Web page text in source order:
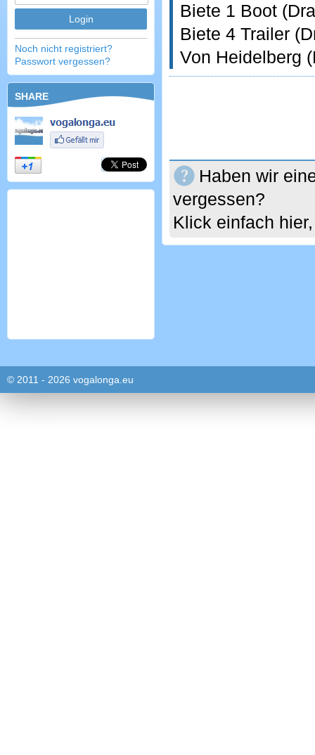
Noch nicht registriert?
Passwort vergessen?
SHARE
Biete 1 Boot
Biete 4 Trailer
Von Heidelberg
Haben wir
vergessen?
Klick einfach
© 2011 - 2026 vogalonga.eu